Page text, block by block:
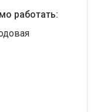
работать: